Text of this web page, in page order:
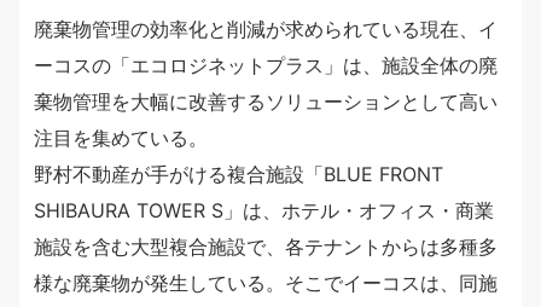
廃棄物管理の効率化と削減が求められている現在、イ
ーコスの「エコロジネットプラス」は、施設全体の廃
棄物管理を大幅に改善するソリューションとして高い
注目を集めている。
野村不動産が手がける複合施設「BLUE FRONT
SHIBAURA TOWER S」は、ホテル・オフィス・商業
施設を含む大型複合施設で、各テナントからは多種多
様な廃棄物が発生している。そこでイーコスは、同施